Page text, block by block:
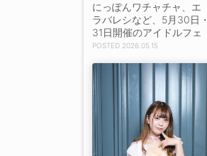
にっぽんワチャチャ、エ
ラバレシなど、5月30日・
31日開催のアイドルフェ
スに出演！
2026.05.15